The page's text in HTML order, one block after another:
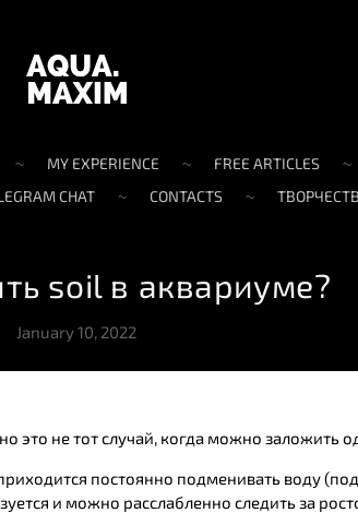
MY EXPERIENCE FREE ARTICLES
CHAT CONTACTS
soil в аквариуме?
January 10, 2022
это не тот случай, когда можно заложить
постоянно подменивать воду
и можно расслабленно следить за